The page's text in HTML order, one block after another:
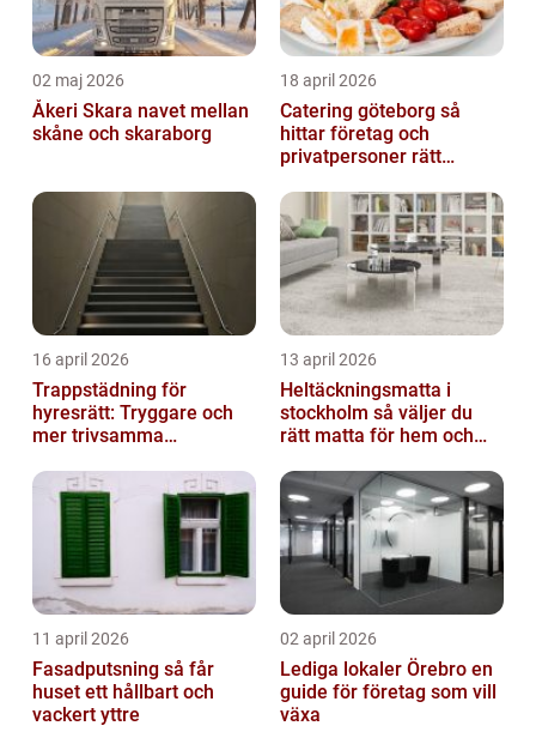
02 maj 2026
Åkeri Skara navet mellan
skåne och skaraborg
18 april 2026
Catering göteborg så
hittar företag och
privatpersoner rätt
16 april 2026
Trappstädning för
hyresrätt: Tryggare och
mer trivsamma
13 april 2026
Heltäckningsmatta i
stockholm så väljer du
rätt matta för hem och
11 april 2026
Fasadputsning så får
huset ett hållbart och
vackert yttre
02 april 2026
Lediga lokaler Örebro en
guide för företag som vill
växa